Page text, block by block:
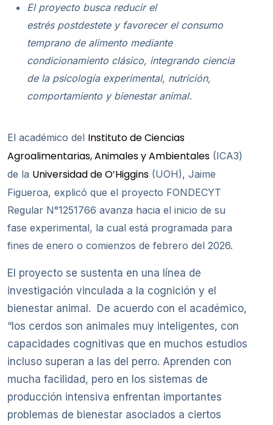
El proyecto busca reducir el
estrés postdestete y favorecer el consumo
temprano de alimento mediante
condicionamiento clásico, integrando ciencia
de la psicología experimental, nutrición,
comportamiento y bienestar animal.
El académico del Instituto de Ciencias
Agroalimentarias, Animales y Ambientales (ICA3)
de la Universidad de O’Higgins (UOH), Jaime
Figueroa, explicó que el proyecto FONDECYT
Regular N°1251766 avanza hacia el inicio de su
fase experimental, la cual está programada para
fines de enero o comienzos de febrero del 2026.
El proyecto se sustenta en una línea de
investigación vinculada a la cognición y el
bienestar animal. De acuerdo con el académico,
“los cerdos son animales muy inteligentes, con
capacidades cognitivas que en muchos estudios
incluso superan a las del perro. Aprenden con
mucha facilidad, pero en los sistemas de
producción intensiva enfrentan importantes
problemas de bienestar asociados a ciertos